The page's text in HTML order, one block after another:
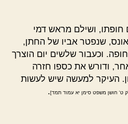
חופתו, ושילם מראש דמי
שנפטר אביו של החתן,
וכעבור שלשים יום הוצרך
ודורש את כספו חזרה
העיקר למעשה שיש לעשות
ט' חושן משפט סימן יא עמוד תמד].